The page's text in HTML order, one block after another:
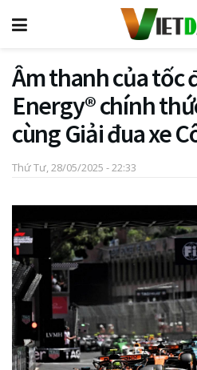
Âm thanh của tốc
Energy® chính
cùng Giải đua xe
Thứ Tư, 28/05/2025 - 22:33